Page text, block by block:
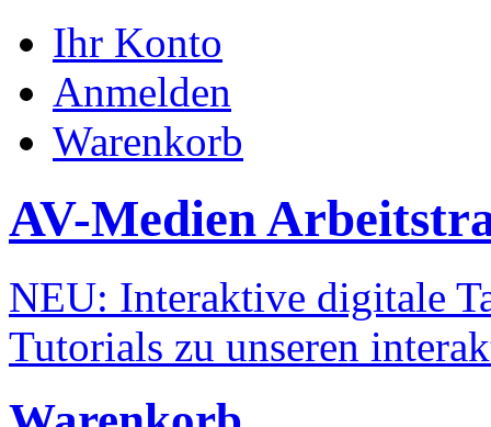
Ihr Konto
Anmelden
Warenkorb
AV-Medien
NEU: Interaktive digitale
Tutorials zu unseren